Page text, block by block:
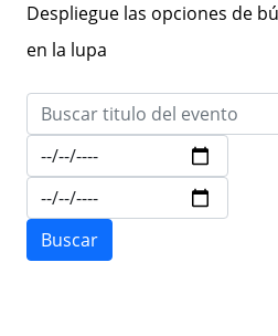
Despliegue las opciones de
en la lupa